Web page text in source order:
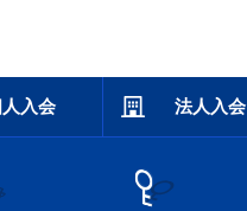
入会 法人入会